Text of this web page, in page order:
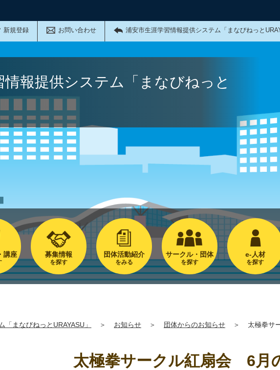
新規登録 お問い合わせ 浦安市生涯学習情報提供システム「まなびねっと
情報提供システム「まなびねっと
講座 募集情報
を探す
団体活動紹介
をみる
サークル・団体
を探す
e-人材
を探す
まなびねっとURAYASU」 ＞ お知らせ ＞ 団体からのお知らせ ＞ 太極拳サ
太極拳サークル紅扇会 6月